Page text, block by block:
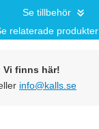
Se tillbehör
relaterade produkter
Vi finns här!
info@kalls.se